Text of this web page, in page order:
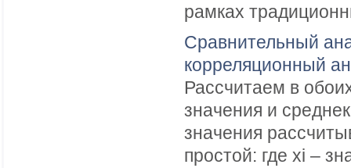
рамках
Сравнительный
корреляционный
Рассчитаем в
значения и
значения
простой: где хi –